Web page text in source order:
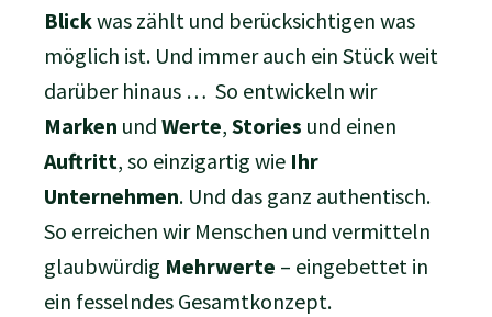
Blickwas zählt und berücksichtigen was
möglich ist. Und immer auch ein Stück weit
darüber hinaus … So entwickeln wir
Marken und Werte, Stories und einen
Auftritt, so einzigartig wie Ihr
Unternehmen. Und das ganz authentisch.
So erreichen wir Menschen und vermitteln
glaubwürdig Mehrwerte – eingebettet in
ein fesselndes Gesamtkonzept.